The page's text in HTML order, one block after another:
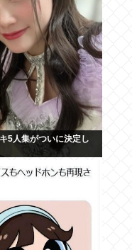
5人集がついに決定し